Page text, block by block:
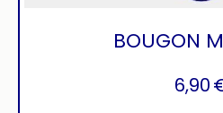
BOUGON
6,90